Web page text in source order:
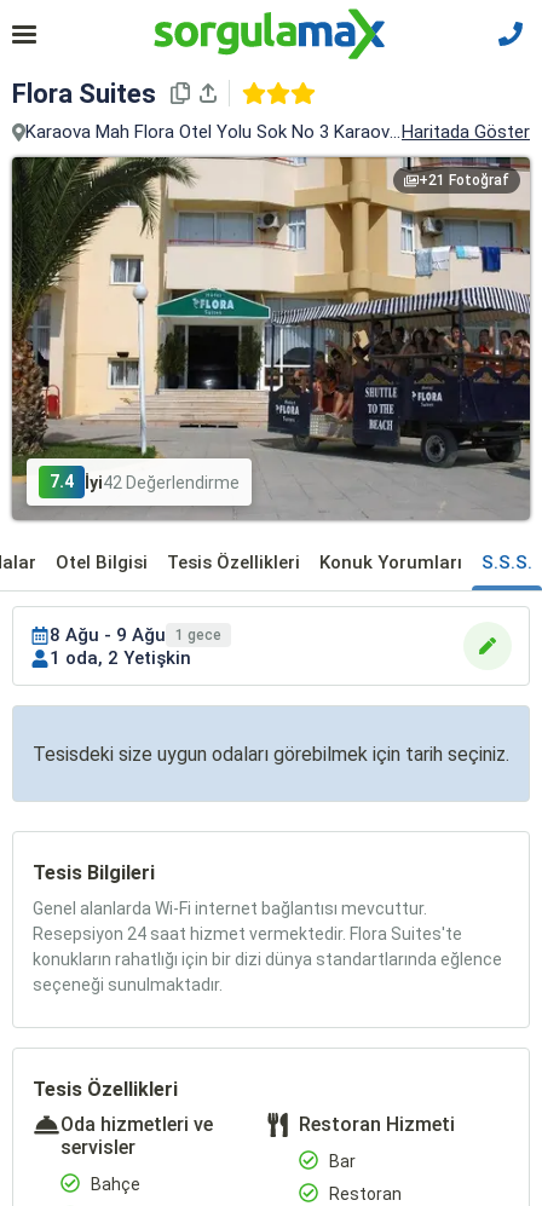
Flora Suites
Karaova Mah Flora Otel Yolu Sok No 3 Karaova Kusad, Karaova,
Haritada Göster
7.4 İyi42 Değerlendirme
+21 Fotoğraf
Otel Bilgisi Tesis Özellikleri Konuk Yorumları S.S.S.
8 Ağu - 9 Ağu 1 gece
1 oda, 2 Yetişkin
Tesisdeki size uygun odaları görebilmek için tarih seçiniz.
Tesis Bilgileri
Genel alanlarda Wi-Fi internet bağlantısı mevcuttur.
Resepsiyon 24 saat hizmet vermektedir. Flora Suites'te
konukların rahatlığı için bir dizi dünya standartlarında eğlence
seçeneği sunulmaktadır.
Tesis Özellikleri
Oda hizmetleri ve
servisler
Bahçe
Restoran Hizmeti
Bar
Restoran